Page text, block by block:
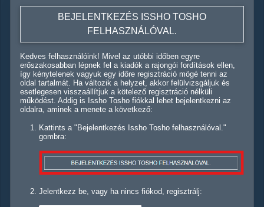
BEJELENTKEZÉS ISSHO TOSHO
FELHASZNÁLÓVAL.
Kedves felhasználóink! Mivel az utóbbi időben egyre
erőszakosabban lépnek fel a kiadók a rajongói fordítások ellen,
így kénytelenek vagyuk egy időre regisztráció mögé tenni az
oldal tartalmát. Ha változik a helyzet, akkor felülvizsgáljuk és
esetlegesen visszaállítjuk a kötelező regisztráció nélküli
működést. Addig is Issho Tosho fiókkal lehet bejelentkezni az
oldalra, aminek a menete a következő:
Kattints a "Bejelentkezés Issho Tosho felhasználóval."
gombra:
Jelentkezz be, vagy ha nincs fiókod, regisztrálj: